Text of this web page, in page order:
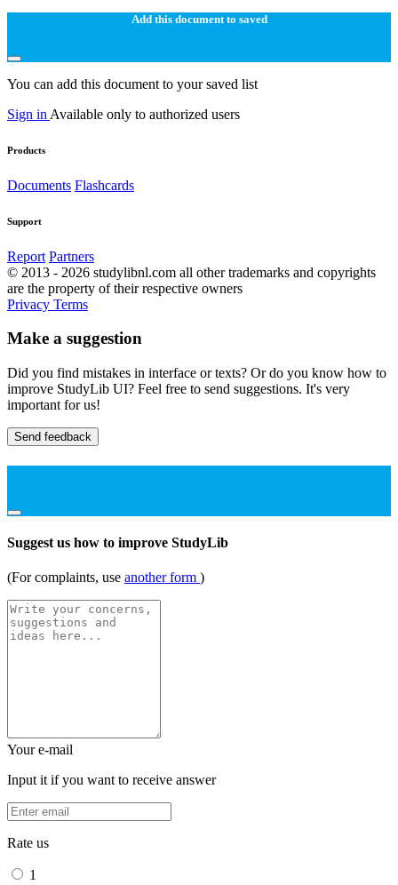
Add this document to saved
You can add this document to your saved list
Sign in Available only to authorized users
Products
Documents Flashcards
Support
Report Partners
© 2013 - 2026 studylibnl.com all other trademarks and copyrights
are the property of their respective owners
Privacy Terms
Make a suggestion
Did you find mistakes in interface or texts? Or do you know how to
improve StudyLib UI? Feel free to send suggestions. It's very
important for us!
Send feedback
Suggest us how to improve StudyLib
(For complaints, use another form )
Your e-mail
Input it if you want to receive answer
Rate us
1